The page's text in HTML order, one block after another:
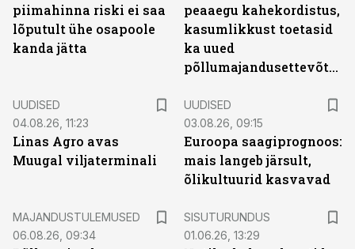
piimahinna riski ei saa
lõputult ühe osapoole
kanda jätta
peaaegu kahekordistus,
kasumlikkust toetasid
ka uued
põllumajandusettevõtted
UUDISED
04.08.26, 11:23
Linas Agro avas
Muugal viljaterminali
UUDISED
03.08.26, 09:15
Euroopa saagiprognoos:
mais langeb järsult,
õlikultuurid kasvavad
MAJANDUSTULEMUSED
06.08.26, 09:34
SISUTURUNDUS
01.06.26, 13:29